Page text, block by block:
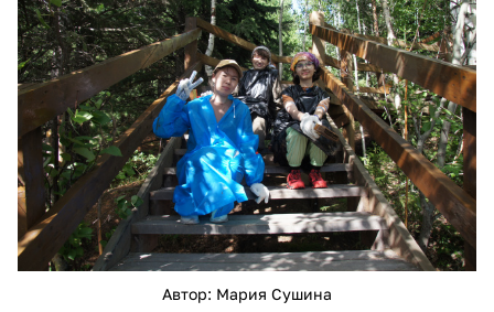
dsc09293.jpg
Автор: Мария Сушина